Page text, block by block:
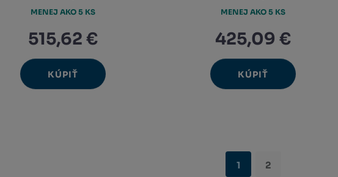
515,62 €
Změnit
Navýšit
množství
Snížit
Ks
KÚPIŤ
MENEJ AKO 5 KS
425,09 €
Změnit
Navýšit
množství
Snížit
Ks
KÚPIŤ
MENEJ AKO 5 KS
1 2